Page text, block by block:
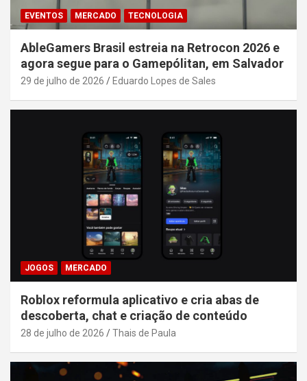
EVENTOS MERCADO TECNOLOGIA
AbleGamers Brasil estreia na Retrocon 2026 e
agora segue para o Gamepólitan, em Salvador
29 de julho de 2026 Eduardo Lopes de Sales
JOGOS MERCADO
Roblox reformula aplicativo e cria abas de
descoberta, chat e criação de conteúdo
28 de julho de 2026 Thais de Paula